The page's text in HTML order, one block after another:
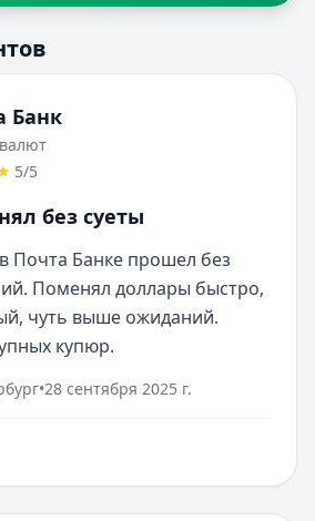
Банк
5/5
без суеты
Почта Банке прошел без
Поменял доллары быстро,
чуть выше ожиданий.
купюр.
•28 сентября 2025 г.